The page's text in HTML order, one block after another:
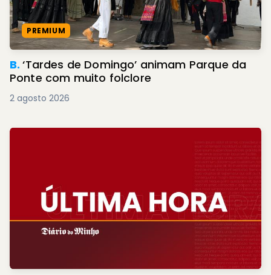
PREMIUM
B.‘Tardes de Domingo’ animam Parque da
Ponte com muito folclore
2 agosto 2026